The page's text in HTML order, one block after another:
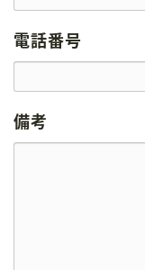
電話番号
備考